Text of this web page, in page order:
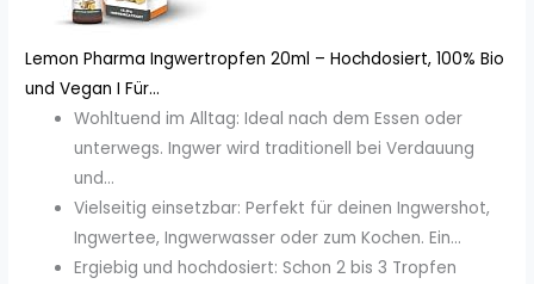
Lemon Pharma Ingwertropfen 20ml – Hochdosiert, 100% Bio
und Vegan I Für...
Wohltuend im Alltag: Ideal nach dem Essen oder
unterwegs. Ingwer wird traditionell bei Verdauung
und...
Vielseitig einsetzbar: Perfekt für deinen Ingwershot,
Ingwertee, Ingwerwasser oder zum Kochen. Ein...
Ergiebig und hochdosiert: Schon 2 bis 3 Tropfen